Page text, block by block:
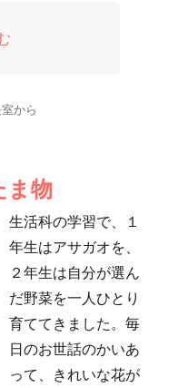
” の
から
ま物
生活科の学習で、１
年生はアサガオを、
２年生は自分が選ん
だ野菜を一人ひとり
育ててきました。毎
日のお世話のかいあ
って、きれいな花が